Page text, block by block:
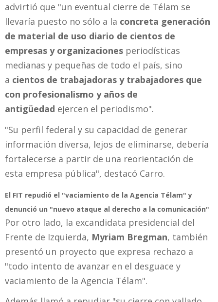
advirtió que "un eventual cierre de Télam se
llevaría puesto no sólo a la concreta generación
de material de uso diario de cientos de
empresas y organizaciones periodísticas
medianas y pequeñas de todo el país, sino
a cientos de trabajadoras y trabajadores que
con profesionalismo y años de
antigüedad ejercen el periodismo".
"Su perfil federal y su capacidad de generar
información diversa, lejos de eliminarse, debería
fortalecerse a partir de una reorientación de
esta empresa pública", destacó Carro.
El FIT repudió el "vaciamiento de la Agencia Télam" y
denunció un "nuevo ataque al derecho a la comunicación"
Por otro lado, la excandidata presidencial del
Frente de Izquierda, Myriam Bregman, también
presentó un proyecto que expresa rechazo a
"todo intento de avanzar en el desguace y
vaciamiento de la Agencia Télam".